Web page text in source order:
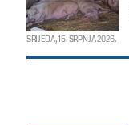
SRIJEDA, 15. SRPNJA 2026.